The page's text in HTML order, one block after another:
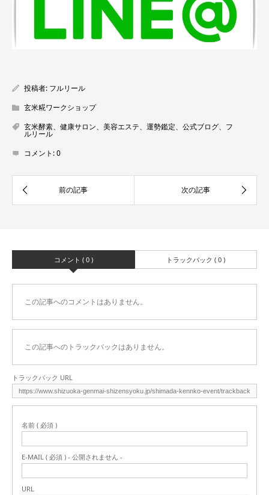
投稿者: フルリール
玄米糀ワークショップ
玄米酵素、健康サロン、美容エステ、運勢鑑定、公式ブログ、フ
ルリール
コメント:0
コメント ( 0 ) トラックバック ( 0 )
この記事へのコメントはありません。
この記事へのトラックバックはありません。
トラックバック URL
名前 ( 必須 )
E-MAIL ( 必須 ) - 公開されません -
URL